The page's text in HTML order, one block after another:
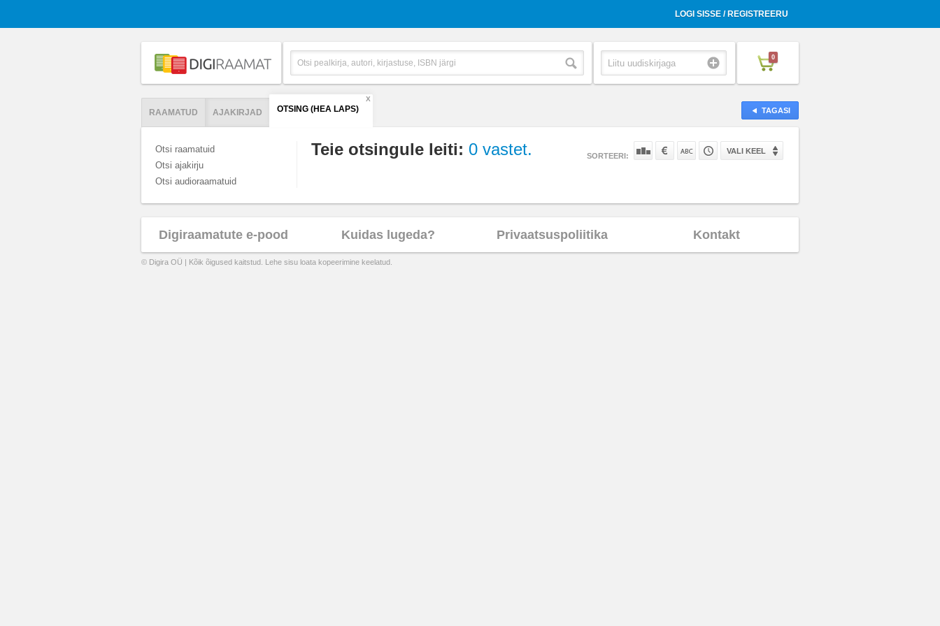
LOGI SISSE / REGISTREERU
0
TAGASI
RAAMATUD AJAKIRJAD OTSING (HEA LAPS)
X
Otsi raamatuid
Otsi ajakirju
Otsi audioraamatuid
Teie otsingule leiti: 0 vastet. SORTEERI:
VALI KEEL
Digiraamatute e-pood Kuidas lugeda? Privaatsuspoliitika Kontakt
© Digira OÜ | Kõik õigused kaitstud. Lehe sisu loata kopeerimine keelatud.